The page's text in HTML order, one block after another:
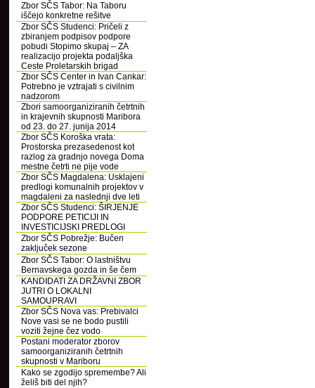
Zbor SČS Tabor: Na Taboru
iščejo konkretne rešitve
Zbor SČS Studenci: Pričeli z
zbiranjem podpisov podpore
pobudi Stopimo skupaj – ZA
realizacijo projekta podaljška
Ceste Proletarskih brigad
Zbor SČS Center in Ivan Cankar:
Potrebno je vztrajati s civilnim
nadzorom
Zbori samoorganiziranih četrtnih
in krajevnih skupnosti Maribora
od 23. do 27. junija 2014
Zbor SČS Koroška vrata:
Prostorska prezasedenost kot
razlog za gradnjo novega Doma
mestne četrti ne pije vode
Zbor SČS Magdalena: Usklajeni
predlogi komunalnih projektov v
magdaleni za naslednji dve leti
Zbor SČS Studenci: ŠIRJENJE
PODPORE PETICIJI IN
INVESTICIJSKI PREDLOGI
Zbor SČS Pobrežje: Bučen
zaključek sezone
Zbor SČS Tabor: O lastništvu
Bernavskega gozda in še čem
KANDIDATI ZA DRŽAVNI ZBOR
JUTRI O LOKALNI
SAMOUPRAVI
Zbor SČS Nova vas: Prebivalci
Nove vasi se ne bodo pustili
voziti žejne čez vodo
Postani moderator zborov
samoorganiziranih četrtnih
skupnosti v Mariboru
Kako se zgodijo spremembe? Ali
želiš biti del njih?